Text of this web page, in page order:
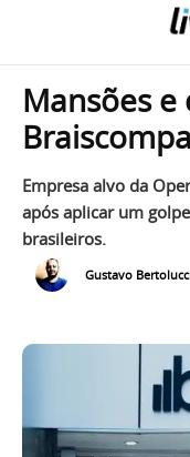
Mansões
Empresa alvo da
após aplicar um
brasileiros.
Gustavo